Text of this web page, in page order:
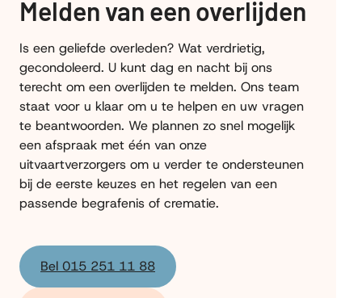
Melden van een overlijden
Is een geliefde overleden? Wat verdrietig,
gecondoleerd. U kunt dag en nacht bij ons
terecht om een overlijden te melden. Ons team
staat voor u klaar om u te helpen en uw vragen
te beantwoorden. We plannen zo snel mogelijk
een afspraak met één van onze
uitvaartverzorgers om u verder te ondersteunen
bij de eerste keuzes en het regelen van een
passende begrafenis of crematie.
Bel 015 251 11 88